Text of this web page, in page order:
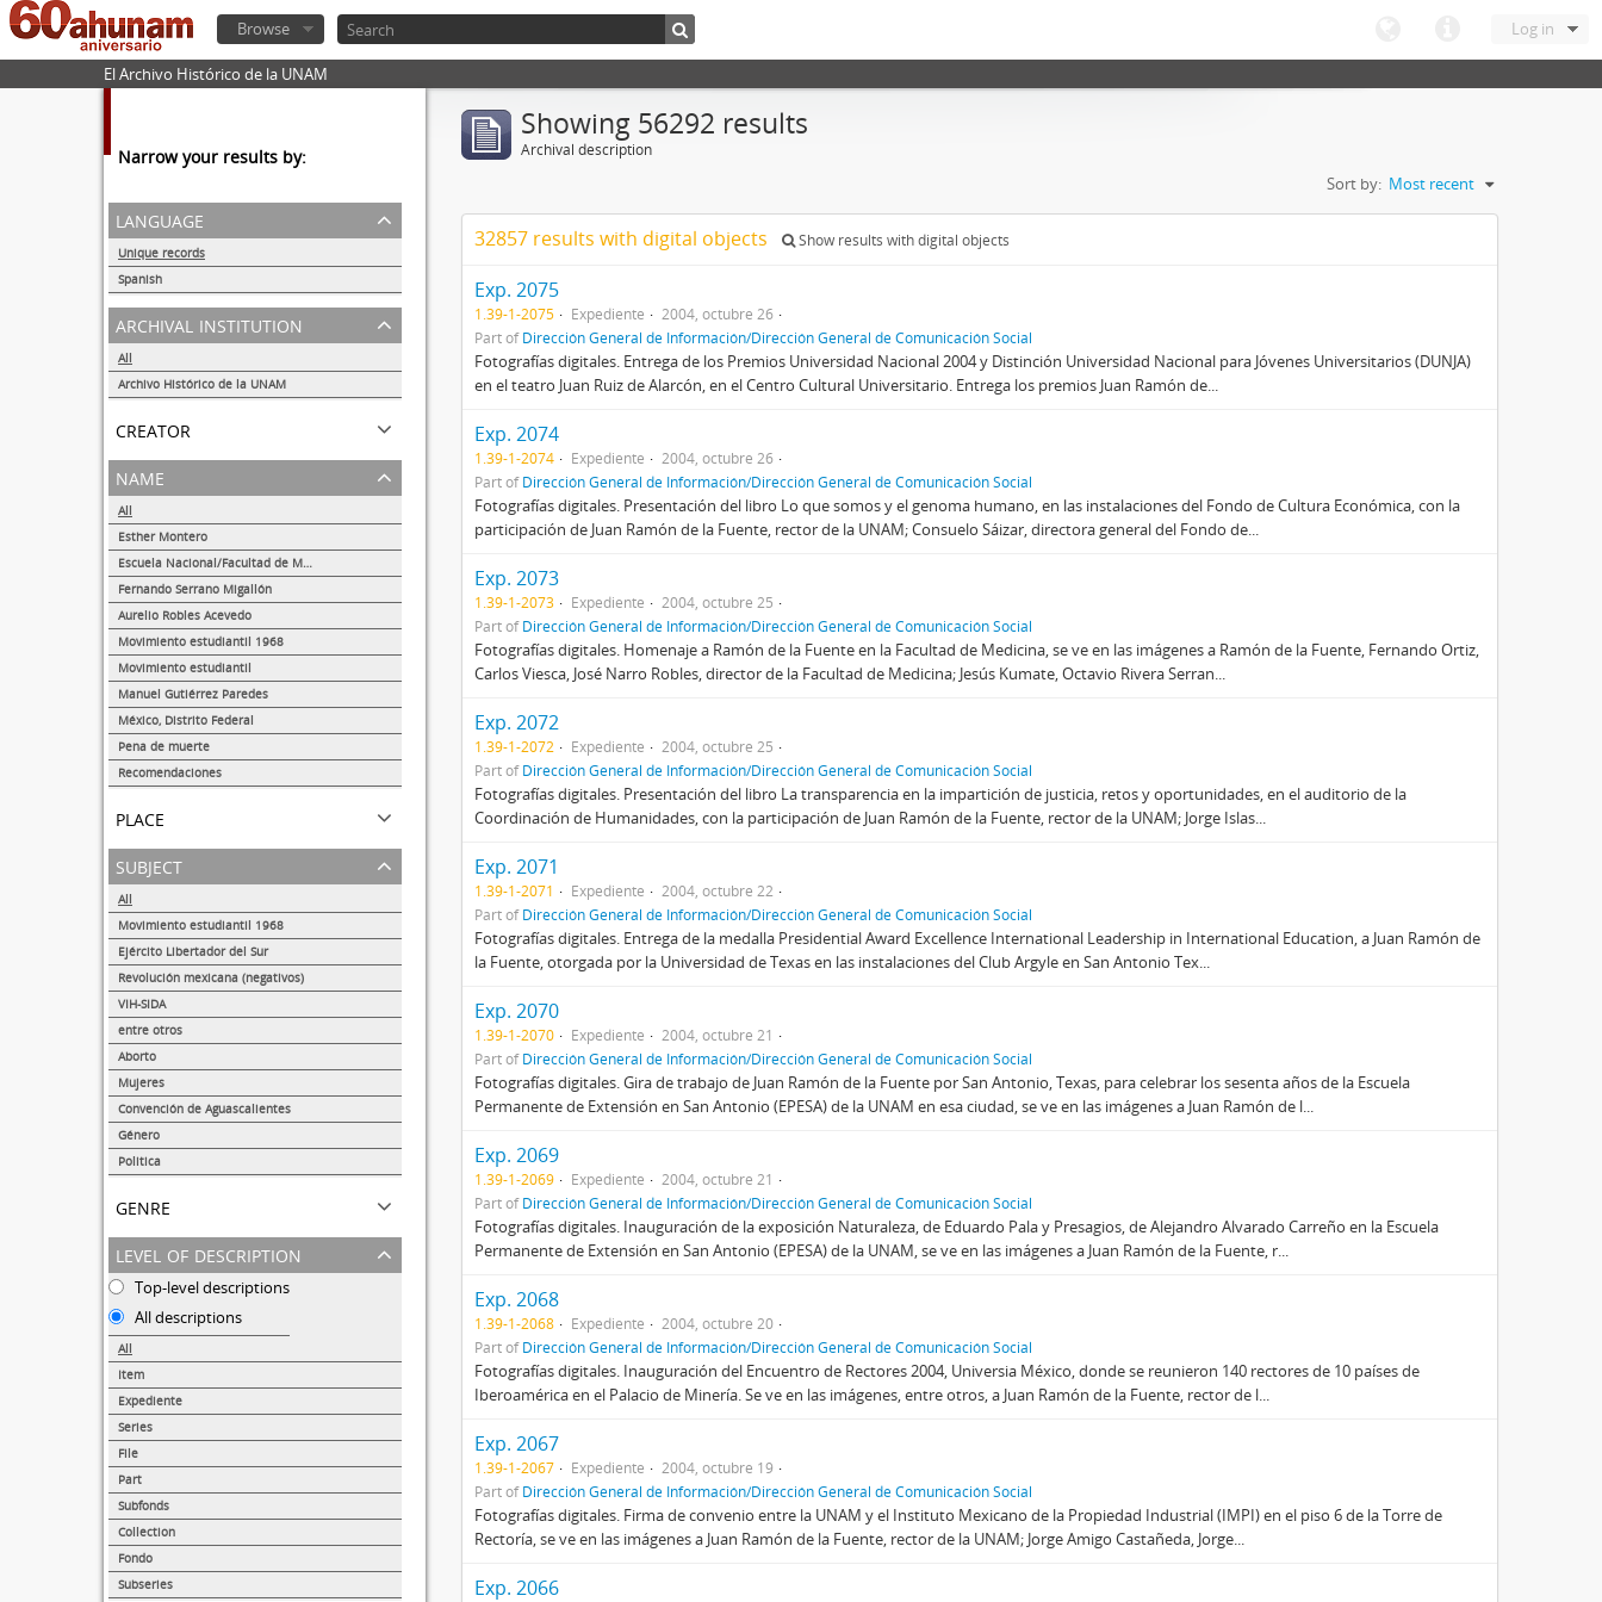
Log in
Browse
El Archivo Histórico de la UNAM
Narrow your results by:
language
Unique records
Spanish
56260
archival institution
All
Archivo Histórico de la UNAM
creator
name
All
Esther Montero
Escuela Nacional/Facultad de Medicina
Fernando Serrano Migallón
Aurelio Robles Acevedo
Movimiento estudiantil 1968
Movimiento estudiantil
Manuel Gutiérrez Paredes
México, Distrito Federal
Pena de muerte
Recomendaciones
place
subject
All
Movimiento estudiantil 1968
Ejército Libertador del Sur
Revolución mexicana (negativos)
VIH-SIDA
entre otros
Aborto
Mujeres
Convención de Aguascalientes
Género
Politica
genre
level of description
Top-level descriptions
All descriptions
All
Item
Expediente
Series
File
Part
Subfonds
Collection
Fondo
Subseries
Showing 56292 results
Archival description
Sort by: Most recent
32857 results with digital objects Show results with digital objects
Exp. 2075
1.39-1-2075 Expediente
2004, octubre 26
Part ofDirección General de Información/Dirección General de Comunicación Social
Fotografías digitales. Entrega de los Premios Universidad Nacional 2004 y Distinción Universidad Nacional para Jóvenes Universitarios (DUNJA)
en el teatro Juan Ruiz de Alarcón, en el Centro Cultural Universitario. Entrega los premios Juan Ramón de...
Exp. 2074
1.39-1-2074 Expediente
2004, octubre 26
Part ofDirección General de Información/Dirección General de Comunicación Social
Fotografías digitales. Presentación del libro Lo que somos y el genoma humano, en las instalaciones del Fondo de Cultura Económica, con la
participación de Juan Ramón de la Fuente, rector de la UNAM; Consuelo Sáizar, directora general del Fondo de...
Exp. 2073
1.39-1-2073 Expediente
2004, octubre 25
Part ofDirección General de Información/Dirección General de Comunicación Social
Fotografías digitales. Homenaje a Ramón de la Fuente en la Facultad de Medicina, se ve en las imágenes a Ramón de la Fuente, Fernando Ortiz,
Carlos Viesca, José Narro Robles, director de la Facultad de Medicina; Jesús Kumate, Octavio Rivera Serran...
Exp. 2072
1.39-1-2072 Expediente
2004, octubre 25
Part ofDirección General de Información/Dirección General de Comunicación Social
Fotografías digitales. Presentación del libro La transparencia en la impartición de justicia, retos y oportunidades, en el auditorio de la
Coordinación de Humanidades, con la participación de Juan Ramón de la Fuente, rector de la UNAM; Jorge Islas...
Exp. 2071
1.39-1-2071 Expediente
2004, octubre 22
Part ofDirección General de Información/Dirección General de Comunicación Social
Fotografías digitales. Entrega de la medalla Presidential Award Excellence International Leadership in International Education, a Juan Ramón de
la Fuente, otorgada por la Universidad de Texas en las instalaciones del Club Argyle en San Antonio Tex...
Exp. 2070
1.39-1-2070 Expediente
2004, octubre 21
Part ofDirección General de Información/Dirección General de Comunicación Social
Fotografías digitales. Gira de trabajo de Juan Ramón de la Fuente por San Antonio, Texas, para celebrar los sesenta años de la Escuela
Permanente de Extensión en San Antonio (EPESA) de la UNAM en esa ciudad, se ve en las imágenes a Juan Ramón de l...
Exp. 2069
1.39-1-2069 Expediente
2004, octubre 21
Part ofDirección General de Información/Dirección General de Comunicación Social
Fotografías digitales. Inauguración de la exposición Naturaleza, de Eduardo Pala y Presagios, de Alejandro Alvarado Carreño en la Escuela
Permanente de Extensión en San Antonio (EPESA) de la UNAM, se ve en las imágenes a Juan Ramón de la Fuente, r...
Exp. 2068
1.39-1-2068 Expediente
2004, octubre 20
Part ofDirección General de Información/Dirección General de Comunicación Social
Fotografías digitales. Inauguración del Encuentro de Rectores 2004, Universia México, donde se reunieron 140 rectores de 10 países de
Iberoamérica en el Palacio de Minería. Se ve en las imágenes, entre otros, a Juan Ramón de la Fuente, rector de l...
Exp. 2067
1.39-1-2067 Expediente
2004, octubre 19
Part ofDirección General de Información/Dirección General de Comunicación Social
Fotografías digitales. Firma de convenio entre la UNAM y el Instituto Mexicano de la Propiedad Industrial (IMPI) en el piso 6 de la Torre de
Rectoría, se ve en las imágenes a Juan Ramón de la Fuente, rector de la UNAM; Jorge Amigo Castañeda, Jorge...
Exp. 2066